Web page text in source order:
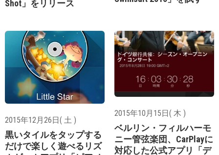
Shot」をリリース
2015年12月26日( 土 )
黒いタイルをタップする
だけで楽しく遊べるリズ
2015年10月15日( 木 )
ベルリン・フィルハーモ
ニー管弦楽団、CarPlayに
対応した公式アプリ「デ